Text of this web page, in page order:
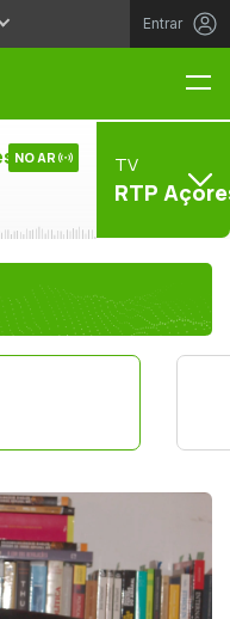
Entrar
NO AR TV
RTP